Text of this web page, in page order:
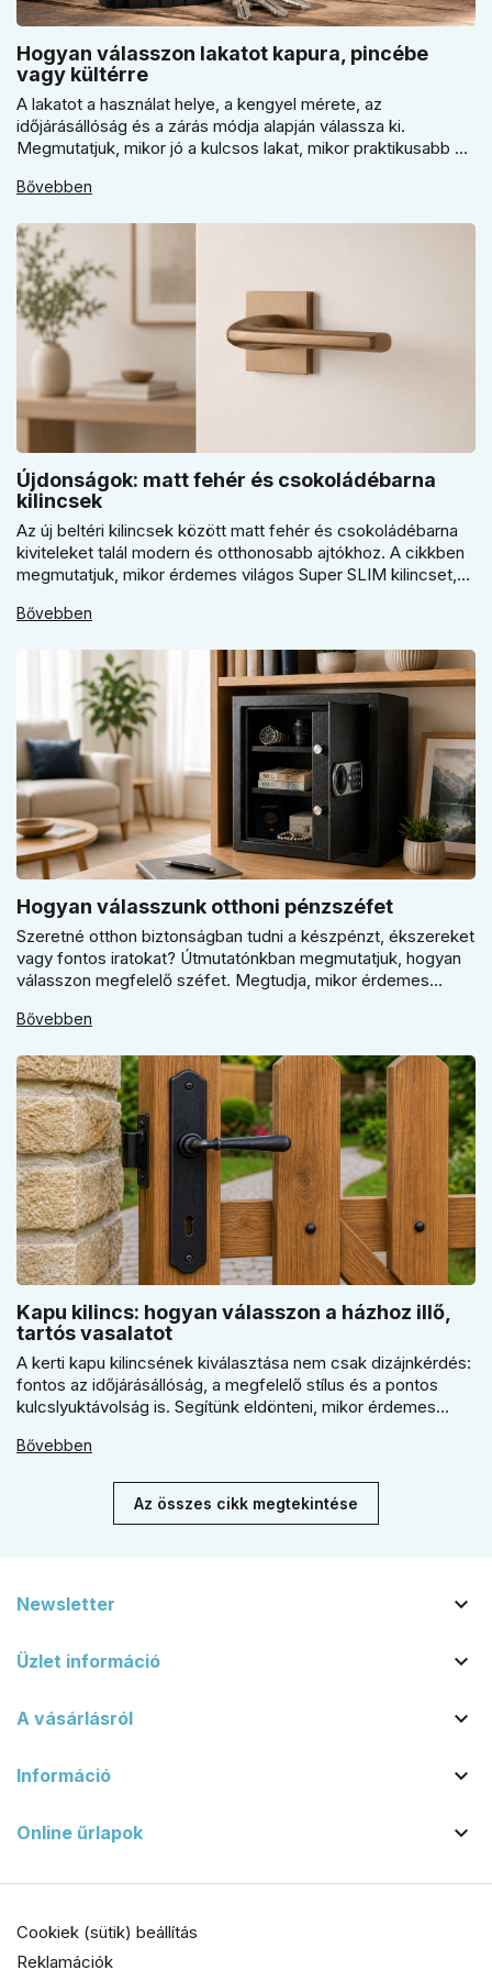
Hogyan válasszon lakatot kapura, pincébe
vagy kültérre
A lakatot a használat helye, a kengyel mérete, az
időjárásállóság és a zárás módja alapján válassza ki.
Megmutatjuk, mikor jó a kulcsos lakat, mikor praktikusabb a
érdemes kapuhoz, pincéhez vagy kerti házhoz csak ár
Bővebben
Újdonságok: matt fehér és csokoládébarna
kilincsek
Az új beltéri kilincsek között matt fehér és csokoládébarna
kiviteleket talál modern és otthonosabb ajtókhoz. A cikkben
megmutatjuk, mikor érdemes világos Super SLIM kilincset,
döntsön a kerek vagy szögletes rozetta között az egységes
Bővebben
Hogyan válasszunk otthoni pénzszéfet
Szeretné otthon biztonságban tudni a készpénzt, ékszereket
vagy fontos iratokat? Útmutatónkban megmutatjuk, hogyan
válasszon megfelelő széfet. Megtudja, mikor érdemes
kulcsfontosságú a szakszerű rögzítés a valódi védelemhez
Bővebben
Kapu kilincs: hogyan válasszon a házhoz illő,
tartós vasalatot
A kerti kapu kilincsének kiválasztása nem csak dizájnkérdés:
fontos az időjárásállóság, a megfelelő stílus és a pontos
kulcslyuktávolság is. Segítünk eldönteni, mikor érdemes
kilincs + gomb megoldást választani.
Bővebben
Az összes cikk megtekintése
Newsletter 
Üzlet információ 
A vásárlásról 
Információ 
Online űrlapok 
Cookiek (sütik) beállítás
Reklamációk